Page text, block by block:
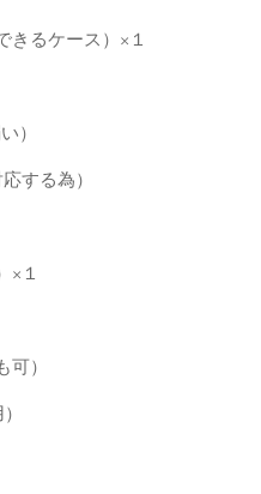
きるケース）×１
）
する為）
×１
）